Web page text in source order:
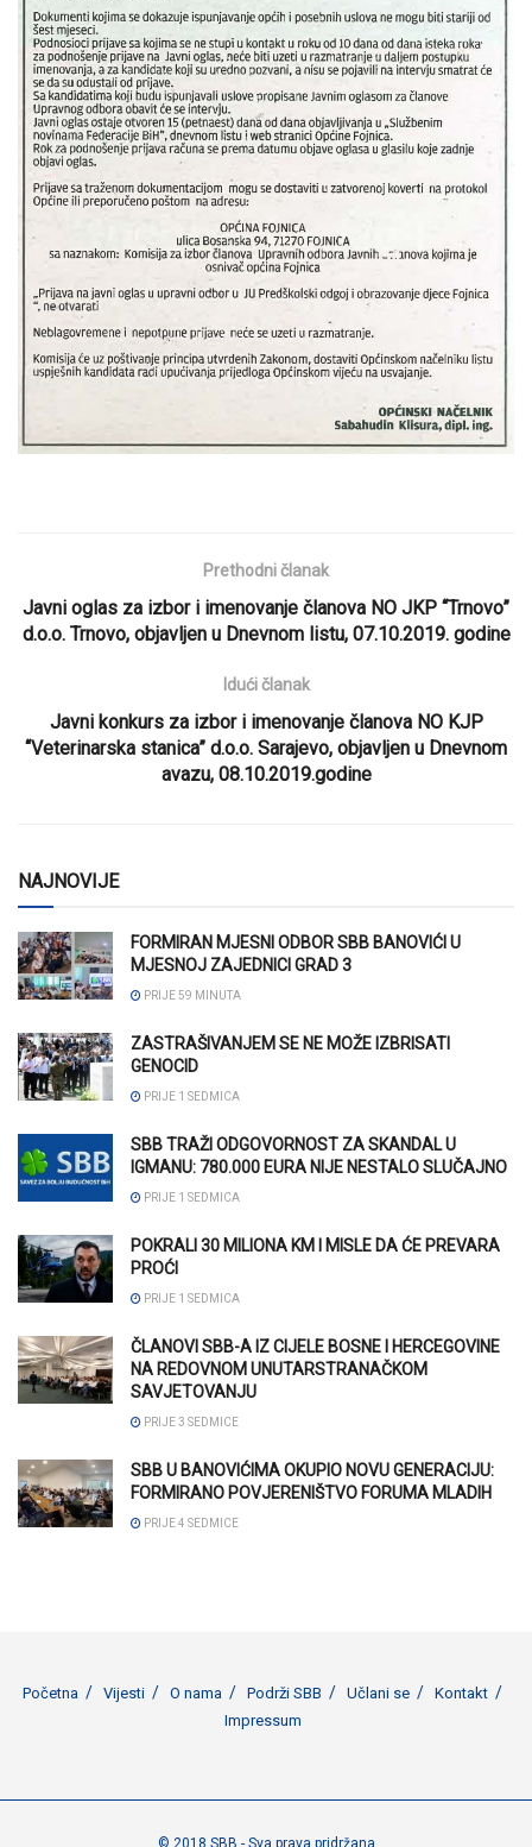
Prethodni članak
Javni oglas za izbor i imenovanje članova NO JKP “Trnovo”
d.o.o. Trnovo, objavljen u Dnevnom listu, 07.10.2019. godine
Idući članak
Javni konkurs za izbor i imenovanje članova NO KJP
“Veterinarska stanica” d.o.o. Sarajevo, objavljen u Dnevnom
avazu, 08.10.2019.godine
NAJNOVIJE
FORMIRAN MJESNI ODBOR SBB BANOVIĆI U
MJESNOJ ZAJEDNICI GRAD 3
PRIJE 59 MINUTA
ZASTRAŠIVANJEM SE NE MOŽE IZBRISATI
GENOCID
PRIJE 1 SEDMICA
SBB TRAŽI ODGOVORNOST ZA SKANDAL U
IGMANU: 780.000 EURA NIJE NESTALO SLUČAJNO
PRIJE 1 SEDMICA
POKRALI 30 MILIONA KM I MISLE DA ĆE PREVARA
PROĆI
PRIJE 1 SEDMICA
ČLANOVI SBB-A IZ CIJELE BOSNE I HERCEGOVINE
NA REDOVNOM UNUTARSTRANAČKOM
SAVJETOVANJU
PRIJE 3 SEDMICE
SBB U BANOVIĆIMA OKUPIO NOVU GENERACIJU:
FORMIRANO POVJERENIŠTVO FORUMA MLADIH
PRIJE 4 SEDMICE
Početna Vijesti O nama Podrži SBB Učlani se
Kontakt
Impressum
© 2018 SBB - Sva prava pridržana